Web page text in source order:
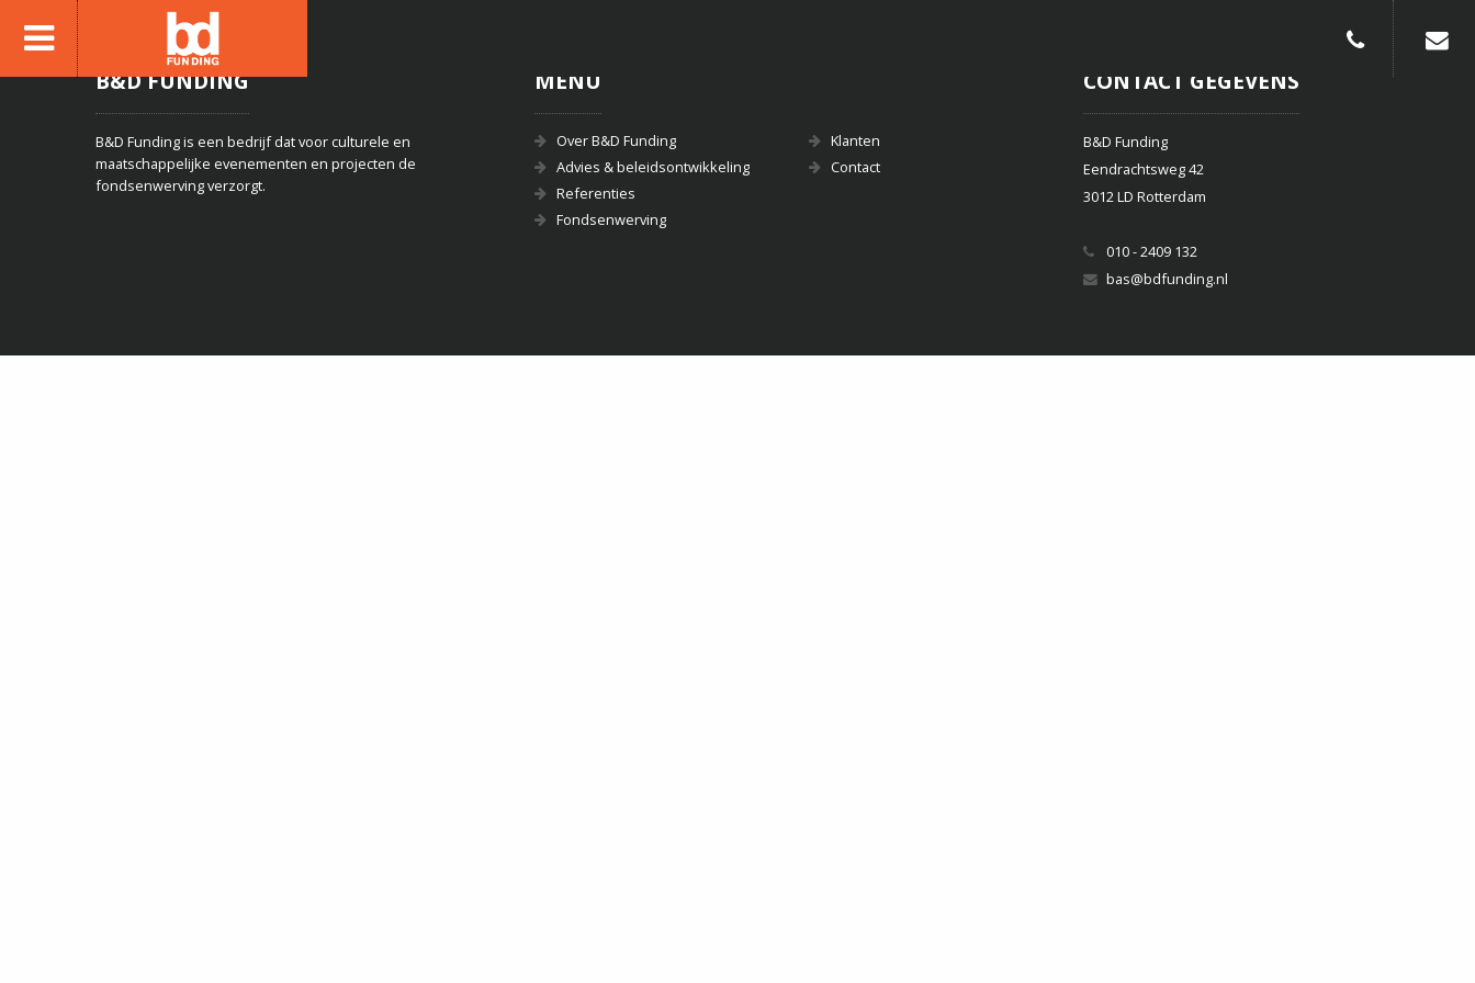
010-
B&D FUNDING
B&D Funding is een bedrijf dat voor culturele en
maatschappelijke evenementen en projecten de
fondsenwerving verzorgt.
MENU
Over B&D Funding
Advies & beleidsontwikkeling
Referenties
Fondsenwerving
Klanten
Contact
CONTACT GEGEVENS
B&D Funding
Eendrachtsweg 42
3012 LD Rotterdam
010 - 2409 132
bas@bdfunding.nl